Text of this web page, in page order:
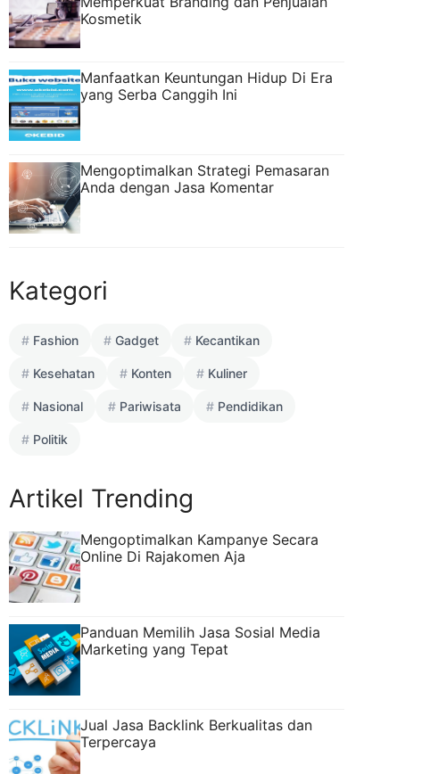
Kosmetik
Manfaatkan Keuntungan Hidup Di Era
yang Serba Canggih Ini
Mengoptimalkan Strategi Pemasaran
Anda dengan Jasa Komentar
Kategori
Fashion Gadget Kecantikan
Kesehatan Konten Kuliner
Nasional Pariwisata Pendidikan
Politik
Artikel Trending
Mengoptimalkan Kampanye Secara
Online Di Rajakomen Aja
Panduan Memilih Jasa Sosial Media
Marketing yang Tepat
Jual Jasa Backlink Berkualitas dan
Terpercaya